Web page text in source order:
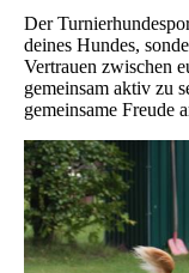
Der
deines Hundes,
Vertrauen zwischen
gemeinsam aktiv zu
gemeinsame Freude